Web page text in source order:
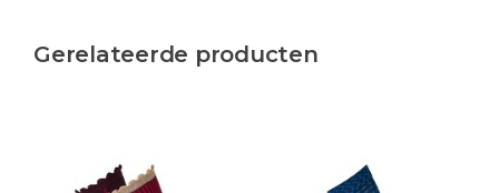
Gerelateerde producten